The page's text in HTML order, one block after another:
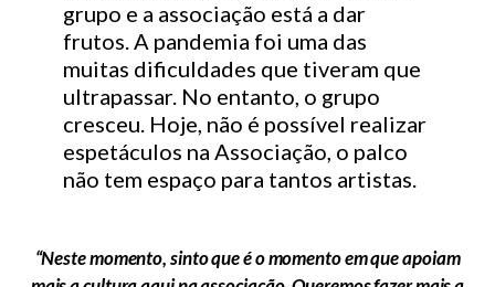
grupo e a associação está a dar
frutos. A pandemia foi uma das
muitas dificuldades que tiveram que
ultrapassar. No entanto, o grupo
cresceu. Hoje, não é possível realizar
espetáculos na Associação, o palco
não tem espaço para tantos artistas.
“Neste momento, sinto que é o momento em que apoiam